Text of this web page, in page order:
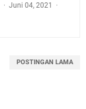
Juni 04, 2021
POSTINGAN LAMA